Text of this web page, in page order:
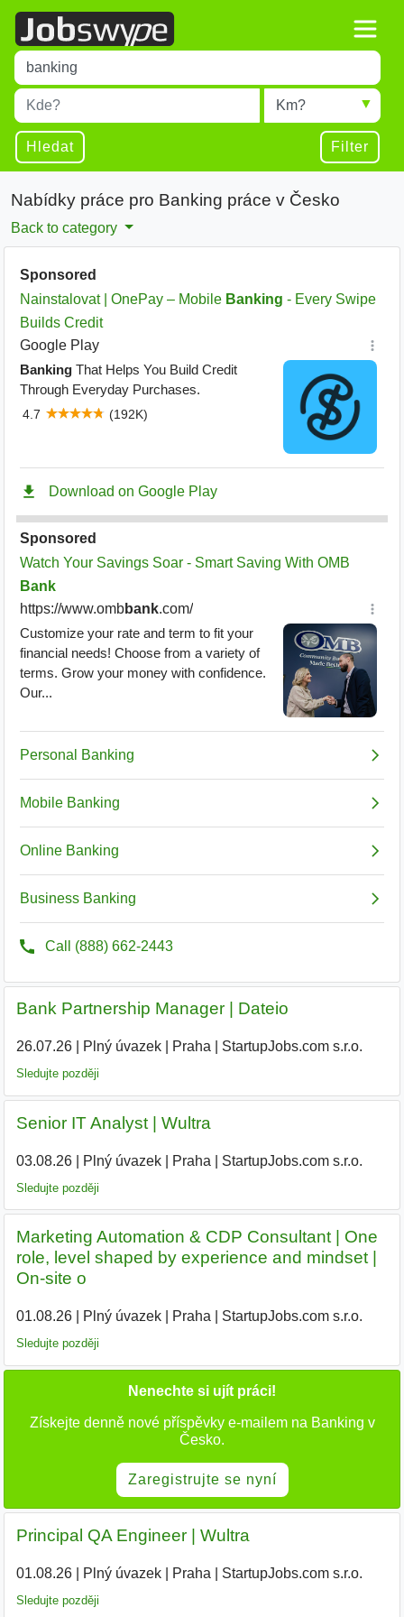
Title
Type 1 or more characters for results.
Místo
Type 1 or more characters for results.
Radius
Hledat Filter
Nabídky práce pro Banking práce v Česko
Back to category
Bank Partnership Manager | Dateio
26.07.26| Plný úvazek| Praha StartupJobs.com s.r.o.
Sledujte později
Senior IT Analyst | Wultra
03.08.26| Plný úvazek| Praha StartupJobs.com s.r.o.
Sledujte později
Marketing Automation & CDP Consultant | One
role, level shaped by experience and mindset |
On-site o
01.08.26| Plný úvazek| Praha StartupJobs.com s.r.o.
Sledujte později
Nenechte si ujít práci!
Získejte denně nové příspěvky e-mailem na Banking v
Česko.
Zaregistrujte se nyní
Principal QA Engineer | Wultra
01.08.26| Plný úvazek| Praha StartupJobs.com s.r.o.
Sledujte později